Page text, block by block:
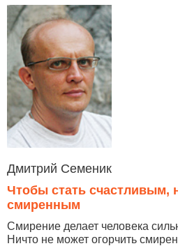
Дмитрий Семеник
Чтобы стать счастливым,
смиренным
Смирение делает человека
Ничто не может огорчить